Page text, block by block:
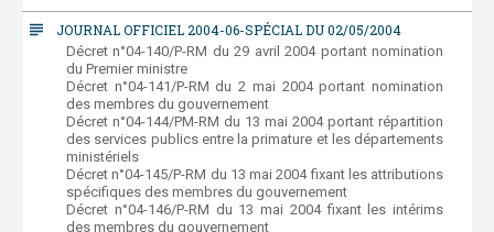
subject JOURNAL OFFICIEL 2004-06-SPÉCIAL DU 02/05/2004
Décret n°04-140/P-RM du 29 avril 2004 portant nomination
du Premier ministre
Décret n°04-141/P-RM du 2 mai 2004 portant nomination
des membres du gouvernement
Décret n°04-144/PM-RM du 13 mai 2004 portant répartition
des services publics entre la primature et les départements
ministériels
Décret n°04-145/P-RM du 13 mai 2004 fixant les attributions
spécifiques des membres du gouvernement
Décret n°04-146/P-RM du 13 mai 2004 fixant les intérims
des membres du gouvernement